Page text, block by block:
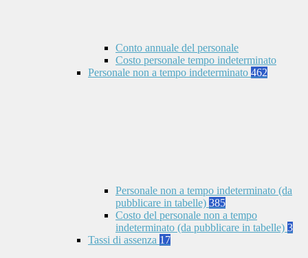
Conto annuale del personale
Costo personale tempo indeterminato
Personale non a tempo indeterminato 462
Personale non a tempo indeterminato (da
pubblicare in tabelle) 385
Costo del personale non a tempo
indeterminato (da pubblicare in tabelle) 3
Tassi di assenza 17